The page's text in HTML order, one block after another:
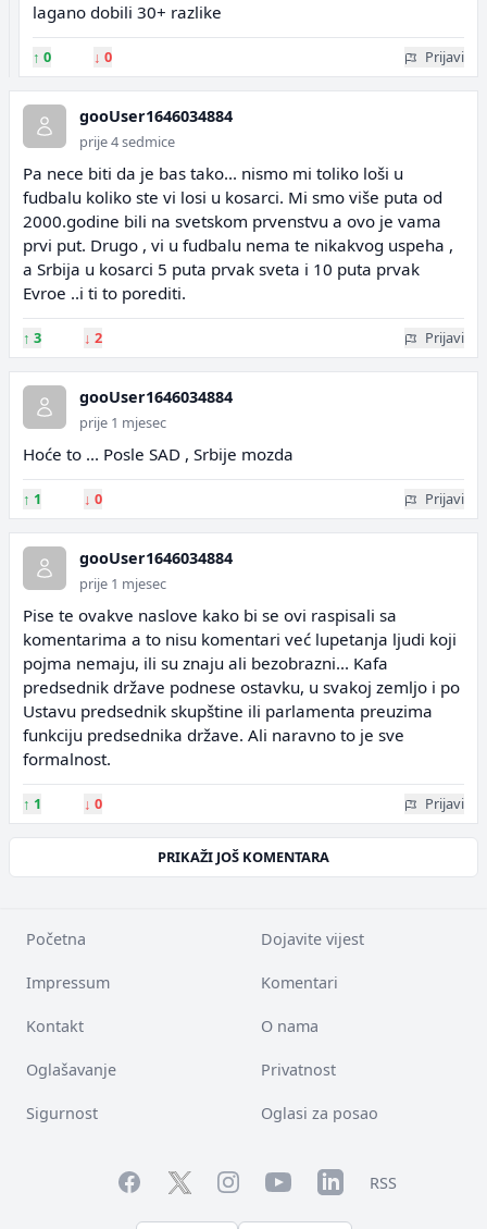
lagano dobili 30+ razlike
↑ 0 ↓ 0 Prijavi
gooUser1646034884
prije 4 sedmice
Pa nece biti da je bas tako... nismo mi toliko loši u
fudbalu koliko ste vi losi u kosarci. Mi smo više puta od
2000.godine bili na svetskom prvenstvu a ovo je vama
prvi put. Drugo , vi u fudbalu nema te nikakvog uspeha ,
a Srbija u kosarci 5 puta prvak sveta i 10 puta prvak
Evroe ..i ti to porediti.
↑ 3 ↓ 2 Prijavi
gooUser1646034884
prije 1 mjesec
Hoće to ... Posle SAD , Srbije mozda
↑ 1 ↓ 0 Prijavi
gooUser1646034884
prije 1 mjesec
Pise te ovakve naslove kako bi se ovi raspisali sa
komentarima a to nisu komentari već lupetanja ljudi koji
pojma nemaju, ili su znaju ali bezobrazni... Kafa
predsednik države podnese ostavku, u svakoj zemljo i po
Ustavu predsednik skupštine ili parlamenta preuzima
funkciju predsednika države. Ali naravno to je sve
formalnost.
↑ 1 ↓ 0 Prijavi
PRIKAŽI JOŠ KOMENTARA
Početna Dojavite vijest
Impressum Komentari
Kontakt O nama
Oglašavanje Privatnost
Sigurnost Oglasi za posao
FacebookTwitterInstagramYouTubeLinkedInRSS